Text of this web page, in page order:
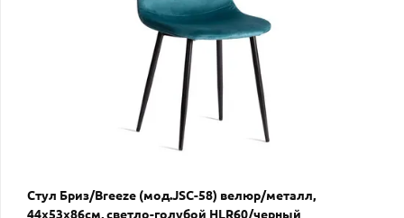
Стул Бриз/Breeze (мод.JSC-58) велюр/металл,
44х53х86см, светло-голубой HLR60/черный